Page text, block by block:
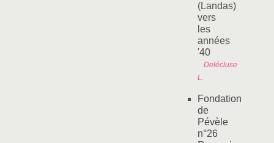
(Landas)
vers
les
années
'40
Delécluse
L.
Fondation
de
Pévèle
n°26